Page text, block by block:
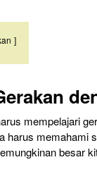
mempelajari
harus memahami
besar